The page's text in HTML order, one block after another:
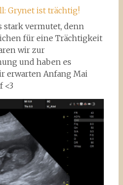
Grynet ist trächtig!
stark vermutet, denn
für eine Trächtigkeit
wir zur
und haben es
erwarten Anfang Mai
<3